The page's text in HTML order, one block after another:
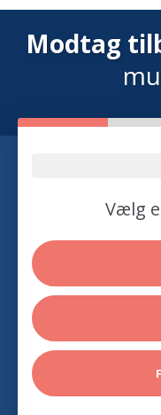
Modtag
Vælg